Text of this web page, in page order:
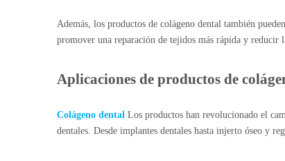
Además, los productos de colágeno dental también
promover una reparación de tejidos más rápida y
Aplicaciones de productos de
Colágeno dental Los productos han revolucionado el
dentales. Desde implantes dentales hasta injerto óseo y